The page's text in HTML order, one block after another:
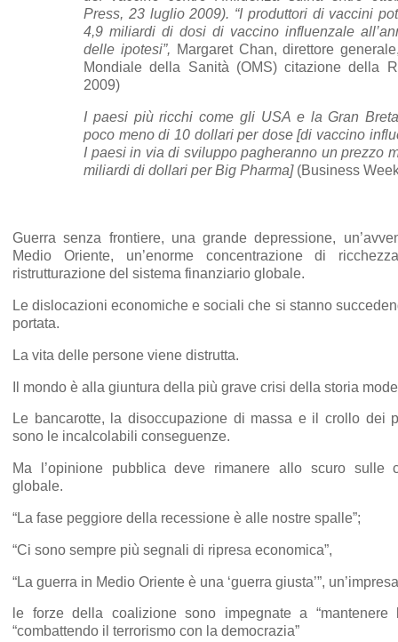
Press, 23 luglio 2009). “I produttori di vaccini
4,9 miliardi di dosi di vaccino influenzale
delle ipotesi”, Margaret Chan, direttore
Mondiale della Sanità (OMS) citazione della
2009)
I paesi più ricchi come gli USA e la Gran
poco meno di 10 dollari per dose [di vaccino
I paesi in via di sviluppo pagheranno un prezzo
miliardi di dollari per Big Pharma](Business
Guerra senza frontiere, una grande depressione,
Medio Oriente, un’enorme concentrazione di
ristrutturazione del sistema finanziario globale.
Le dislocazioni economiche e sociali che si stanno
portata.
La vita delle persone viene distrutta.
Il mondo è alla giuntura della più grave crisi della storia
Le bancarotte, la disoccupazione di massa e il crollo dei
sono le incalcolabili conseguenze.
Ma l’opinione pubblica deve rimanere allo scuro sulle
globale.
“La fase peggiore della recessione è alle nostre spalle”;
“Ci sono sempre più segnali di ripresa economica”,
“La guerra in Medio Oriente è una ‘guerra giusta’”,
le forze della coalizione sono impegnate a “mantenere
“combattendo il terrorismo con la democrazia”